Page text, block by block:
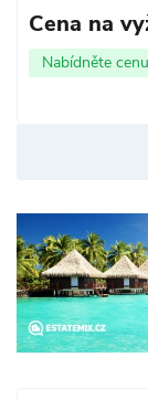
Cena na
Nabídněte cenu